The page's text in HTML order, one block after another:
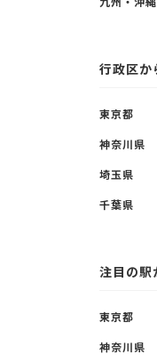
行政区か
東京都
神奈川県
埼玉県
千葉県
注目の駅
東京都
神奈川県